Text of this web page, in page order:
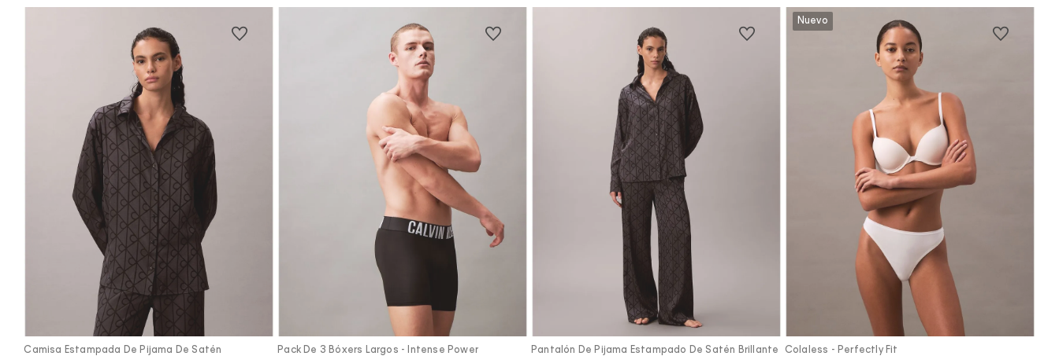
Vista Rápida
Camisa Estampada De Pijama De Satén
Vista Rápida
Pack De 3 Bóxers Largos - Intense Power
Vista Rápida
Pantalón De Pijama Estampado De Satén Brillante
Vista Rápida
Colaless - Perfectly Fit